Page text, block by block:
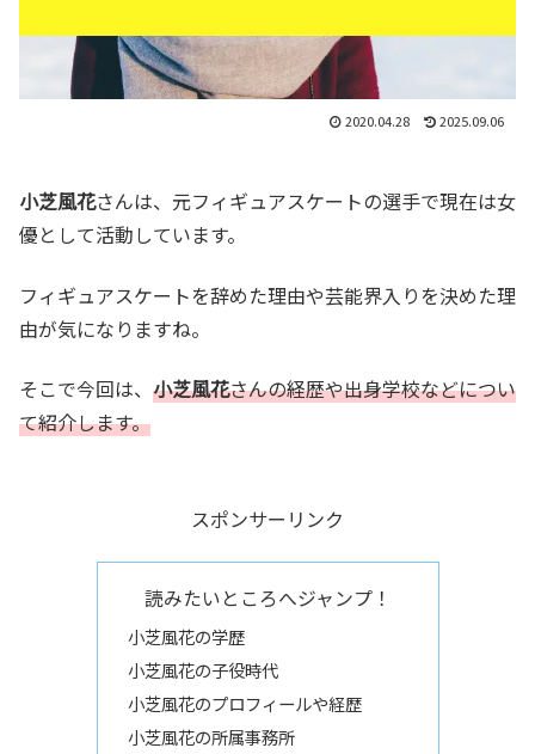
2020.04.28 2025.09.06
小芝風花さんは、元フィギュアスケートの選手で現在は女
優として活動しています。
フィギュアスケートを辞めた理由や芸能界入りを決めた理
由が気になりますね。
そこで今回は、 小芝風花さんの経歴や出身学校などについ
て紹介します。
スポンサーリンク
読みたいところへジャンプ！
小芝風花の学歴
小芝風花の子役時代
小芝風花のプロフィールや経歴
小芝風花の所属事務所